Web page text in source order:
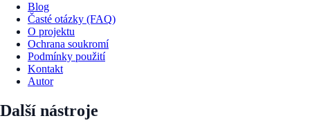
Blog
Časté otázky (FAQ)
O projektu
Ochrana soukromí
Podmínky použití
Kontakt
Autor
Další nástroje